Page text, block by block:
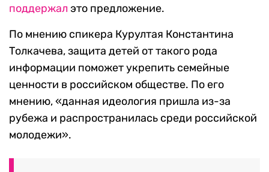
поддержал это предложение.
По мнению спикера Курултая Константина
Толкачева, защита детей от такого рода
информации поможет укрепить семейные
ценности в российском обществе. По его
мнению, «данная идеология пришла из-за
рубежа и распространилась среди российской
молодежи».